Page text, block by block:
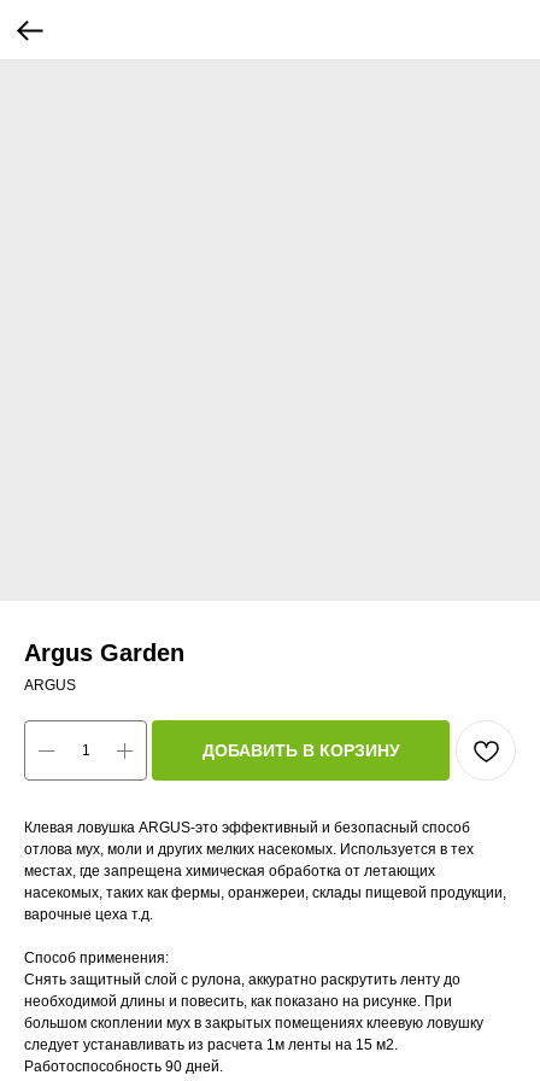
Argus Garden
ARGUS
ДОБАВИТЬ В КОРЗИНУ
Клевая ловушка ARGUS-это эффективный и безопасный способ
отлова мух, моли и других мелких насекомых. Используется в тех
местах, где запрещена химическая обработка от летающих
насекомых, таких как фермы, оранжереи, склады пищевой продукции,
варочные цеха т.д.
Способ применения:
Снять защитный слой с рулона, аккуратно раскрутить ленту до
необходимой длины и повесить, как показано на рисунке. При
большом скоплении мух в закрытых помещениях клеевую ловушку
следует устанавливать из расчета 1м ленты на 15 м2.
Работоспособность 90 дней.